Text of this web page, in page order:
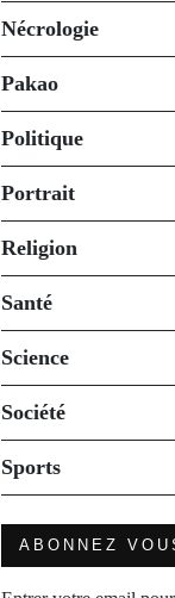
Nécrologie
Pakao
Politique
Portrait
Religion
Santé
Science
Société
Sports
ABONNEZ